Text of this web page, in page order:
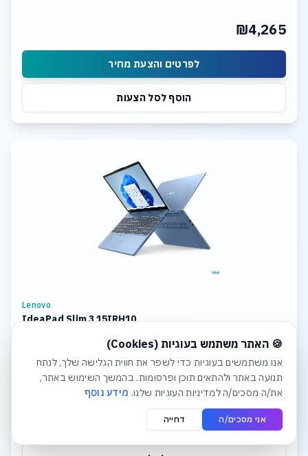
₪4,265
לפרטים והצעת מחיר
הוסף לסל הצעות
Lenovo
IdeaPad Slim 3 15IRH10
Memory: 8GB Soldered DDR5-4800 + 16GB SODIMM DDR5-4800
₪4,381
לפרטים והצעת מחיר
חלונית עוגיות נפתחה אוטומטית. לסגירה יש ללחוץ על כפתור
🍪 האתר משתמש בעוגיות (Cookies)
אנו משתמשים בעוגיות כדי לשפר את חווית הגלישה שלך, לנתח
תנועה באתר ולהתאים תוכן ופרסומות. בהמשך השימוש באתר,
את/ה מסכים/ה למדיניות העוגיות שלנו. מידע נוסף
אני מסכים/ה דחייה